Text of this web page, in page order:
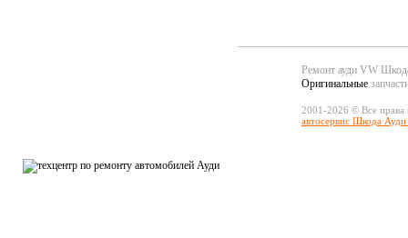
Ремонт ауди VW
Оригинальные
2001-2026 © Все
автосервис Шкода